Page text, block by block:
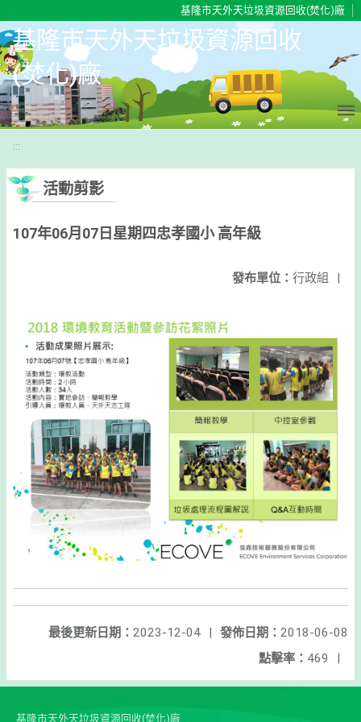
基隆市天外天垃圾資源回收(焚化)廠
基隆市天外天垃圾資源回收
(焚化)廠
:::
活動剪影
107年06月07日星期四忠孝國小 高年級
發布單位： 行政組 |
發佈日期： 2018-06-08
最後更新日期： 2023-12-04
|
點擊率： 469 |
基隆市天外天垃圾資源回收(焚化)廠